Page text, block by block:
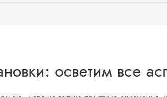
осветим все